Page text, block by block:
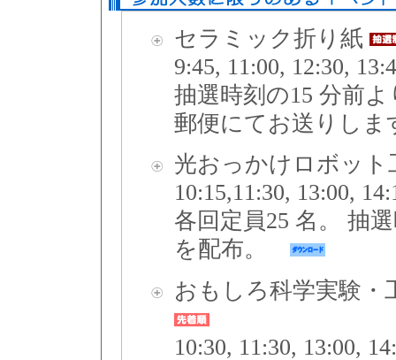
セラミック折り紙
9:45, 11:00, 12:30,
抽選時刻の15 分前
郵便にてお送りしま
光おっかけロボット
10:15,11:30, 13:00,
各回定員25 名。 抽
を配布。
おもしろ科学実験・
10:30, 11:30, 13:00,